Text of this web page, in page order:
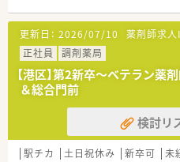
■専門認定薬剤師の資格を活
■在宅専門としてスキルを磨
■エリアマネージャーなど、
などへもおすすめです。
5分の立地です。
・・＊ 安心できる就業環境 ＊
■ミスのない調剤業務を徹底
ム」を完備。
薬剤師も患者様も安心で
いる薬局です。
■機材環境、福利厚生が整
研修制度の充実さをポイ
です♪
更新日： 2026/07/10 薬剤師求人
正社員
調剤薬局
【港区】第2新卒～ベテラン
＆総合門前
検討リ
駅チカ 土日祝休み 新卒可 未